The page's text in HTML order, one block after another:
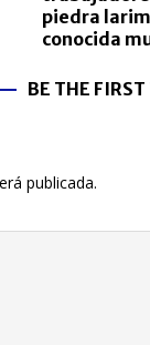
piedra
conocida
BE THE
publicada.